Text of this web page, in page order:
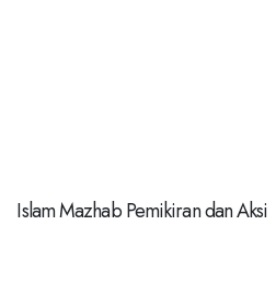
Islam Mazhab Pemikiran dan Aksi